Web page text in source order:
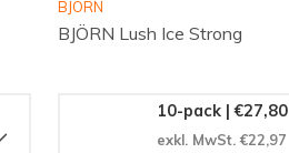
BJORN
BJÖRN Lush Ice Strong
10-pack | €27,80
exkl. MwSt. €22,97